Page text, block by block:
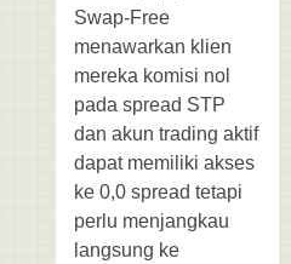
Swap-Free
menawarkan klien
mereka komisi nol
pada spread STP
dan akun trading aktif
dapat memiliki akses
ke 0,0 spread tetapi
perlu menjangkau
langsung ke